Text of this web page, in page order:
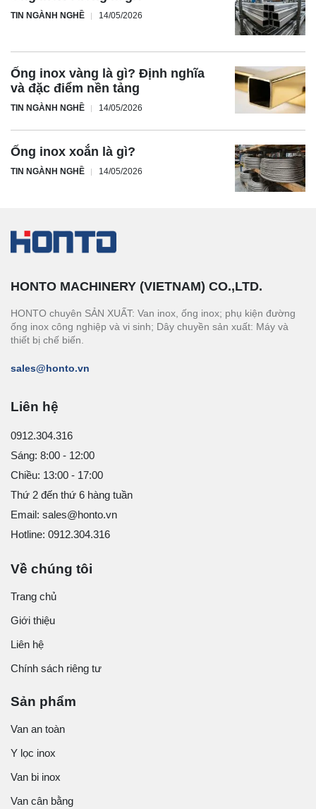
TIN NGÀNH NGHỀ 14/05/2026
Ống inox vàng là gì? Định nghĩa
và đặc điểm nền tảng
TIN NGÀNH NGHỀ 14/05/2026
Ống inox xoắn là gì?
TIN NGÀNH NGHỀ 14/05/2026
HONTO MACHINERY (VIETNAM) CO.,LTD.
HONTO chuyên SẢN XUẤT: Van inox, ống inox; phụ kiện đường
ống inox công nghiệp và vi sinh; Dây chuyền sản xuất: Máy và
thiết bị chế biến.
sales@honto.vn
Liên hệ
0912.304.316
Sáng: 8:00 - 12:00
Chiều: 13:00 - 17:00
Thứ 2 đến thứ 6 hàng tuần
Email: sales@honto.vn
Hotline: 0912.304.316
Về chúng tôi
Trang chủ
Giới thiệu
Liên hệ
Chính sách riêng tư
Sản phẩm
Van an toàn
Y lọc inox
Van bi inox
Van cân bằng